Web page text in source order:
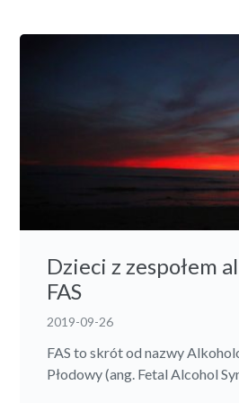
Dzieci z zespołem
FAS
2019-09-26
FAS to skrót od nazwy
Płodowy (ang. Fetal Alcohol